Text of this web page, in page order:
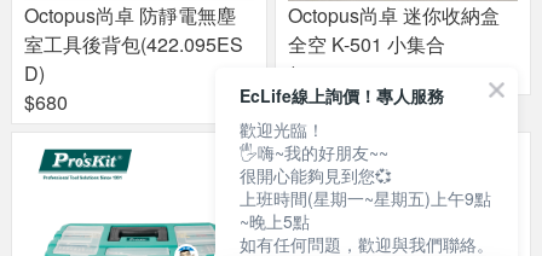
Octopus尚卓 防靜電無塵
室工具後背包(422.095ES
D)
$680
Octopus尚卓 迷你收納盒
全空 K-501 小集合
$90
EcLife線上詢價！專人服務
歡迎光臨！
🖐嗨~我的好朋友~~
很開心能夠見到您💞
上班時間(星期一~星期五)上午9點
~晚上5點
如有任何問題，歡迎與我們聯絡。